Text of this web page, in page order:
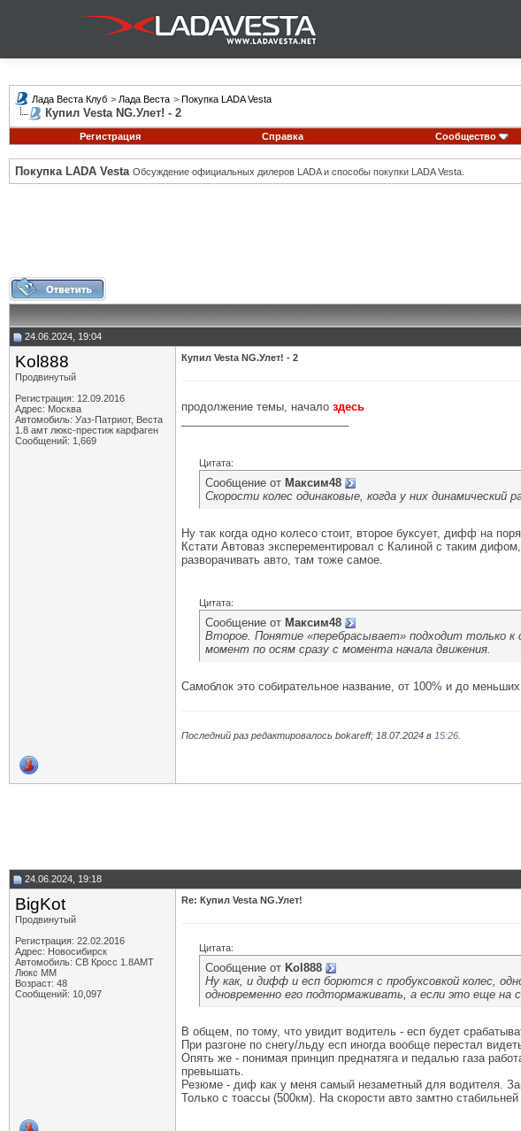
Лада Веста Клуб > Лада Веста > Покупка LADA Vesta
Купил Vesta NG.Улет! - 2
Регистрация
Справка Сообщество
Покупка LADA Vesta Обсуждение официальных дилеров LADA и способы покупки LADA Vesta.
24.06.2024, 19:04
Kol888
Продвинутый
Регистрация: 12.09.2016
Адрес: Москва
Автомобиль: Уаз-Патриот, Веста
1.8 амт люкс-престиж карфаген
Сообщений: 1,669
Купил Vesta NG.Улет! - 2
продолжение темы, начало здесь
Цитата:
Сообщение от Максим48
Скорости колес одинаковые, когда у них
Ну так когда одно колесо стоит, второе буксует, дифф на
Кстати Автоваз эксперементировал с Калиной с таким
разворачивать авто, там тоже самое.
Цитата:
Сообщение от Максим48
Второе. Понятие «перебрасывает» подходит только
момент по осям сразу с момента начала движения.
Самоблок это собирательное название, от 100% и до
Последний раз редактировалось bokareff; 18.07.2024 в 15:26
24.06.2024, 19:18
BigKot
Продвинутый
Регистрация: 22.02.2016
Адрес: Новосибирск
Автомобиль: СВ Кросс 1.8АМТ
Люкс ММ
Возраст: 48
Сообщений: 10,097
Re: Купил Vesta NG.Улет!
Цитата:
Сообщение от Kol888
Ну как, и дифф и есп борются с пробуксовкой колес,
одновременно его подтормаживать, а если это еще
В общем, по тому, что увидит водитель - есп будет
При разгоне по снегу/льду есп иногда вообще перестал
Опять же - понимая принцип преднатяга и педалью газа
превышать.
Резюме - диф как у меня самый незаметный для водителя.
Только с тоассы (500км). На скорости авто замтно